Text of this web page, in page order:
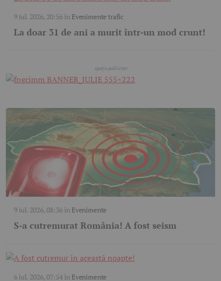
9 iul. 2026, 20:56în Evenimente trafic
La doar 31 de ani a murit într-un mod crunt!
9 iul. 2026, 08:36în Evenimente
S-a cutremurat România! A fost seism
6 iul. 2026, 07:54în Evenimente